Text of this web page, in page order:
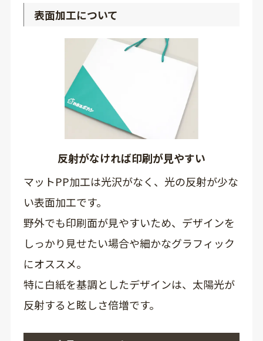
表面加工について
反射がなければ印刷が見やすい
マットPP加工は光沢がなく、光の反射が少な
い表面加工です。
野外でも印刷面が見やすいため、デザインを
しっかり見せたい場合や細かなグラフィック
にオススメ。
特に白紙を基調としたデザインは、太陽光が
反射すると眩しさ倍増です。